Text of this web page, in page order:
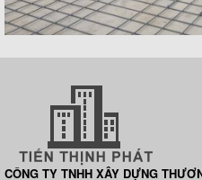
CÔNG TY TNHH XÂY DỰNG